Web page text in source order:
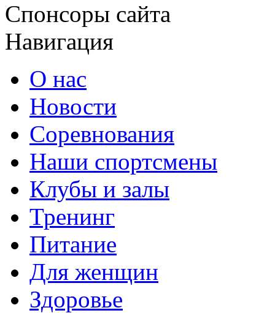
Спонсоры сайта
Навигация
О нас
Новости
Соревнования
Наши спортсмены
Клубы и залы
Тренинг
Питание
Для женщин
Здоровье